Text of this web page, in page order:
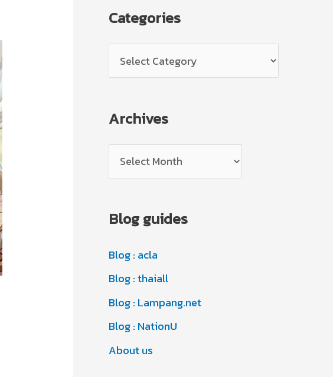
Categories
a
e
r
e
Archives
r
h
v
e
s
Blog guides
Blog : acla
Blog : thaiall
Blog : Lampang.net
Blog : NationU
About us